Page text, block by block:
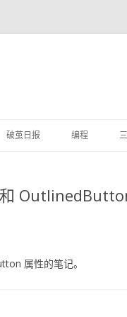
破茧日报 编程
属性的笔记。